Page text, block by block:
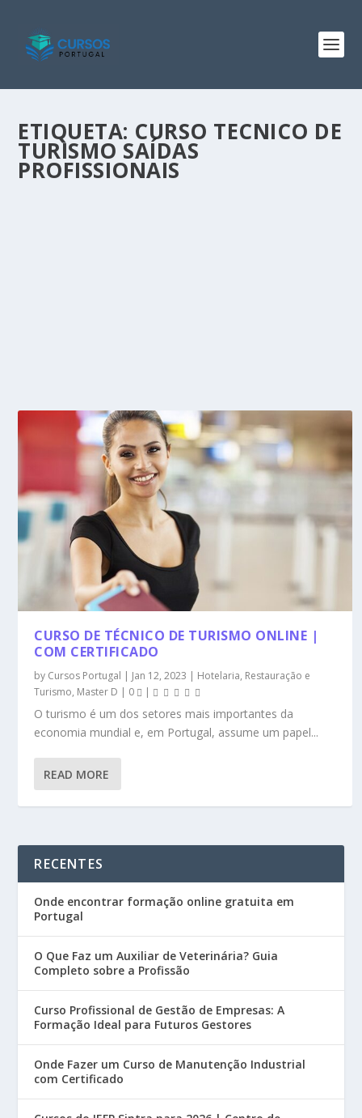
ETIQUETA: CURSO TECNICO DE
TURISMO SAÍDAS
PROFISSIONAIS
CURSO DE TÉCNICO DE TURISMO ONLINE |
COM CERTIFICADO
by Cursos Portugal | Jan 12, 2023 | Hotelaria, Restauração e
Turismo, Master D | 0 |
O turismo é um dos setores mais importantes da
economia mundial e, em Portugal, assume um papel...
READ MORE
RECENTES
Onde encontrar formação online gratuita em
Portugal
O Que Faz um Auxiliar de Veterinária? Guia
Completo sobre a Profissão
Curso Profissional de Gestão de Empresas: A
Formação Ideal para Futuros Gestores
Onde Fazer um Curso de Manutenção Industrial
com Certificado